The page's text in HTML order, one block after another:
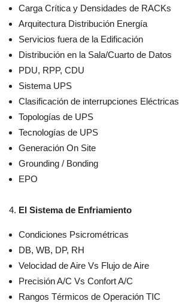
Carga Crítica y Densidades de RACKs
Arquitectura Distribución Energía
Servicios fuera de la Edificación
Distribución en la Sala/Cuarto de Datos
PDU, RPP, CDU
Sistema UPS
Clasificación de interrupciones Eléctricas
Topologías de UPS
Tecnologías de UPS
Generación On Site
Grounding / Bonding
EPO
El Sistema de Enfriamiento
Condiciones Psicrométricas
DB, WB, DP, RH
Velocidad de Aire Vs Flujo de Aire
Precisión A/C Vs Confort A/C
Rangos Térmicos de Operación TIC